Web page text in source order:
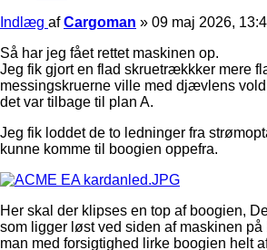
Indlæg afCargoman » 09 maj 2026,
Så har jeg fået rettet maskinen op.
Jeg fik gjort en flad skruetrækkker mere
messingskruerne ville med djævlens
det var tilbage til plan A.
Jeg fik loddet de to ledninger fra
kunne komme til boogien oppefra.
Her skal der klipses en top af boogien,
som ligger løst ved siden af maskinen på
man med forsigtighed lirke boogien helt